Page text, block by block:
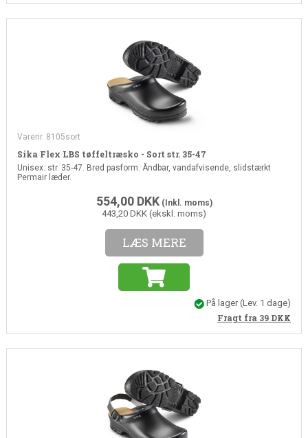
Varenr. 8105sort
Sika Flex LBS tøffeltræsko - Sort str. 35-47
Unisex. str. 35-47. Bred pasform. Åndbar, vandafvisende, slidstærkt
Permair læder.
554,00 DKK(Inkl. moms)
443,20 DKK (ekskl. moms)
LÆS MERE
På lager(Lev. 1 dage)
Fragt fra 39 DKK